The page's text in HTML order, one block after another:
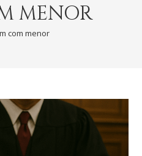
MENOR
com menor